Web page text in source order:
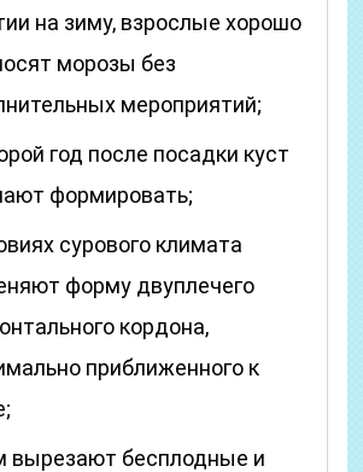
на зиму, взрослые хорошо
морозы без
мероприятий;
год после посадки куст
формировать;
сурового климата
форму двуплечего
кордона,
приближенного к
вырезают бесплодные и